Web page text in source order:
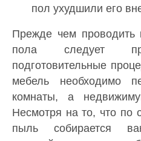
пол ухудшили его
Прежде чем проводить
пола следует
подготовительные
мебель необходимо
комнаты, а
Несмотря на то, что по
пыль собирается